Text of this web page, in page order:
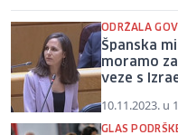
ODRŽALA
Španska
moramo
veze s
10.11.2023. u
GLAS